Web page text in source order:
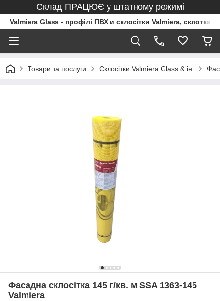
Склад ПРАЦЮЄ у штатному режимі
Valmiera Glass - профілі ПВХ и склосітки Valmiera,
Товари та послуги Склосітки Valmiera Glass & ін.
Фасадна склосітка 145 г/кв. м SSA 1363-145
Valmiera